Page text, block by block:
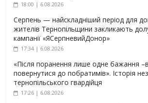
18:00 | 6.08.2026
Серпень — найскладніший період для
жителів Тернопільщини закликають
кампанії «ЯСерпневийДонор»
17:34 | 6.08.2026
«Після поранення лише одне бажання
повернутися до побратимів». Історія
тернопільського гвардійця
17:26 | 6.08.2026